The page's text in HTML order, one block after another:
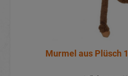
Murmel aus Plüsch